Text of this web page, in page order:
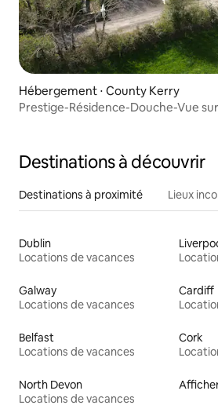
Hébergement ⋅ County Kerry
Prestige-Résidence-Douche-Vue
Destinations à découvrir
Destinations à proximité Lieux
Dublin
Locations de vacances
Galway
Locations de vacances
Cardiff
Belfast
Locations de vacances
Cork
North Devon
Locations de vacances